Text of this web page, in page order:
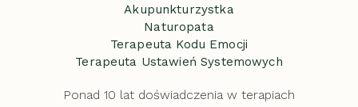
Akupunkturzystka
Naturopata
Terapeuta Kodu Emocji
Terapeuta Ustawień Systemowych
Ponad 10 lat doświadczenia w terapiach